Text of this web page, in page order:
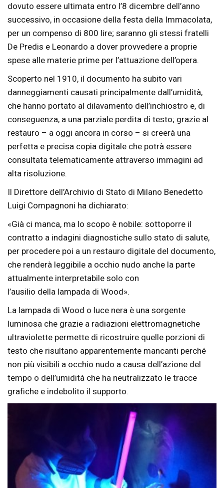
dovuto essere ultimata entro l’8 dicembre dell’anno
successivo, in occasione della festa della Immacolata,
per un compenso di 800 lire; saranno gli stessi fratelli
De Predis e Leonardo a dover provvedere a proprie
spese alle materie prime per l’attuazione dell’opera.
Scoperto nel 1910, il documento ha subito vari
danneggiamenti causati principalmente dall’umidità,
che hanno portato al dilavamento dell’inchiostro e, di
conseguenza, a una parziale perdita di testo; grazie al
restauro – a oggi ancora in corso – si creerà una
perfetta e precisa copia digitale che potrà essere
consultata telematicamente attraverso immagini ad
alta risoluzione.
Il Direttore dell’Archivio di Stato di Milano Benedetto
Luigi Compagnoni ha dichiarato:
«Già ci manca, ma lo scopo è nobile: sottoporre il
contratto a indagini diagnostiche sullo stato di salute,
per procedere poi a un restauro digitale del documento,
che renderà leggibile a occhio nudo anche la parte
attualmente interpretabile solo con
l’ausilio della lampada di Wood».
La lampada di Wood o luce nera è una sorgente
luminosa che grazie a radiazioni elettromagnetiche
ultraviolette permette di ricostruire quelle porzioni di
testo che risultano apparentemente mancanti perché
non più visibili a occhio nudo a causa dell’azione del
tempo o dell’umidità che ha neutralizzato le tracce
grafiche e indebolito il supporto.